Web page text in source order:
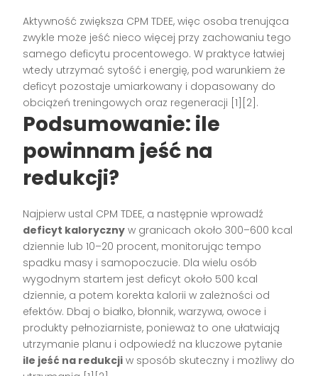
Aktywność zwiększa CPM TDEE, więc osoba trenująca
zwykle może jeść nieco więcej przy zachowaniu tego
samego deficytu procentowego. W praktyce łatwiej
wtedy utrzymać sytość i energię, pod warunkiem że
deficyt pozostaje umiarkowany i dopasowany do
obciążeń treningowych oraz regeneracji [1][2].
Podsumowanie: ile
powinnam jeść na
redukcji?
Najpierw ustal CPM TDEE, a następnie wprowadź
deficyt kaloryczny w granicach około 300–600 kcal
dziennie lub 10–20 procent, monitorując tempo
spadku masy i samopoczucie. Dla wielu osób
wygodnym startem jest deficyt około 500 kcal
dziennie, a potem korekta kalorii w zależności od
efektów. Dbaj o białko, błonnik, warzywa, owoce i
produkty pełnoziarniste, ponieważ to one ułatwiają
utrzymanie planu i odpowiedź na kluczowe pytanie
ile jeść na redukcji w sposób skuteczny i możliwy do